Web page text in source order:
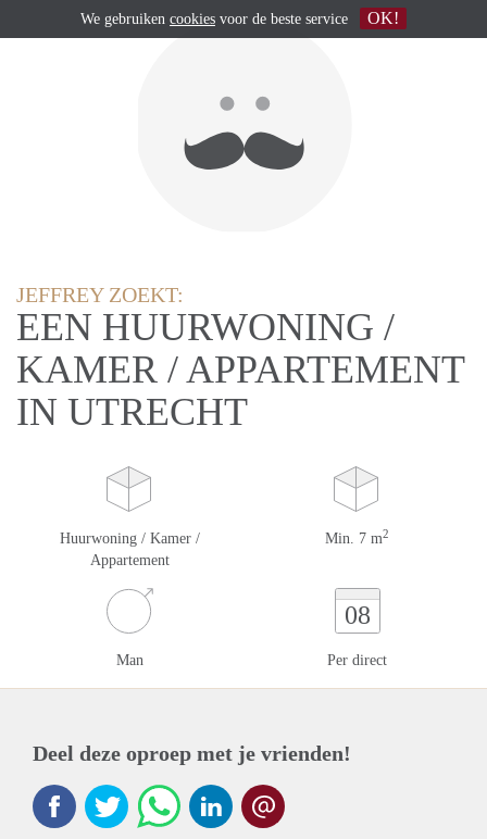
JEFFREY ZOEKT:
EEN HUURWONING /
KAMER / APPARTEMENT
IN UTRECHT
Huurwoning / Kamer /
Appartement
Min. 7 m2
Man
08
Per direct
Deel deze oproep met je vrienden!
We gebruiken cookies voor de beste service OK!